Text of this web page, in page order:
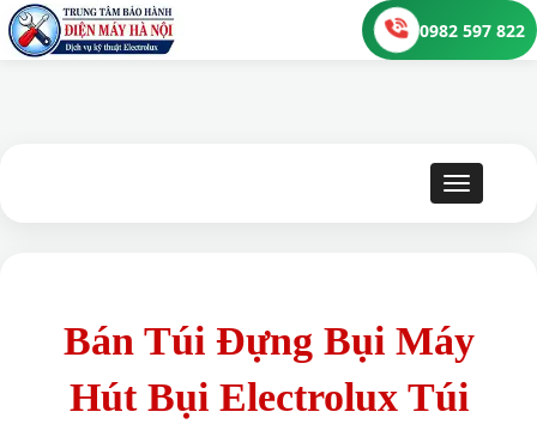
0982 597 822
Toggle
Bán Túi Đựng Bụi Máy
Hút Bụi Electrolux Túi